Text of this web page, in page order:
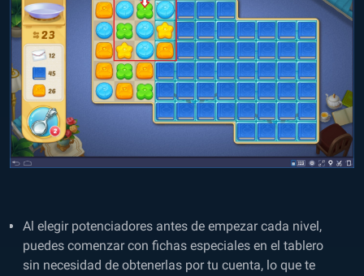
Al elegir potenciadores antes de empezar cada nivel,
puedes comenzar con fichas especiales en el tablero
sin necesidad de obtenerlas por tu cuenta, lo que te